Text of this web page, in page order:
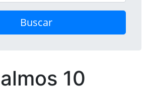
Buscar
10